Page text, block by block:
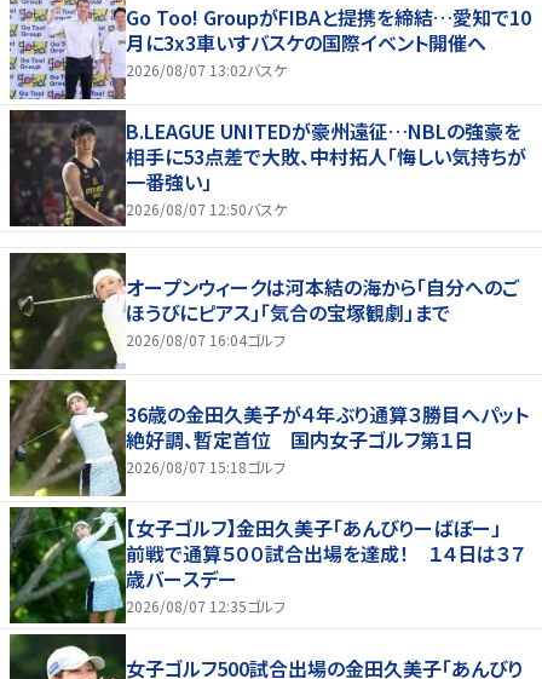
Go Too! GroupがFIBAと提携を締結…愛知で10
月に3x3車いすバスケの国際イベント開催へ
2026/08/07 13:02バスケ
B.LEAGUE UNITEDが豪州遠征…NBLの強豪を
相手に53点差で大敗、中村拓人「悔しい気持ちが
一番強い」
2026/08/07 12:50バスケ
オープンウィークは河本結の海から「自分へのご
ほうびにピアス」「気合の宝塚観劇」まで
2026/08/07 16:04ゴルフ
36歳の金田久美子が４年ぶり通算３勝目へパット
絶好調、暫定首位 国内女子ゴルフ第１日
2026/08/07 15:18ゴルフ
【女子ゴルフ】金田久美子「あんびりーばぼー」
前戦で通算５００試合出場を達成！ １４日は３７
歳バースデー
2026/08/07 12:35ゴルフ
女子ゴルフ500試合出場の金田久美子「あんびり